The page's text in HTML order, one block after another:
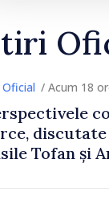
/ Acum 18
Tofan și